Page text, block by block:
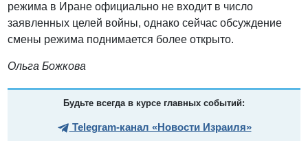
режима в Иране официально не входит в число
заявленных целей войны, однако сейчас обсуждение
смены режима поднимается более открыто.
Ольга Божкова
Будьте всегда в курсе главных событий:
Telegram-канал «Новости Израиля»